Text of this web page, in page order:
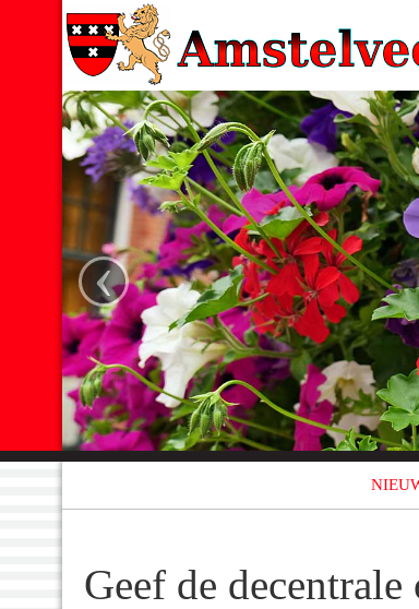
‹
Geef de